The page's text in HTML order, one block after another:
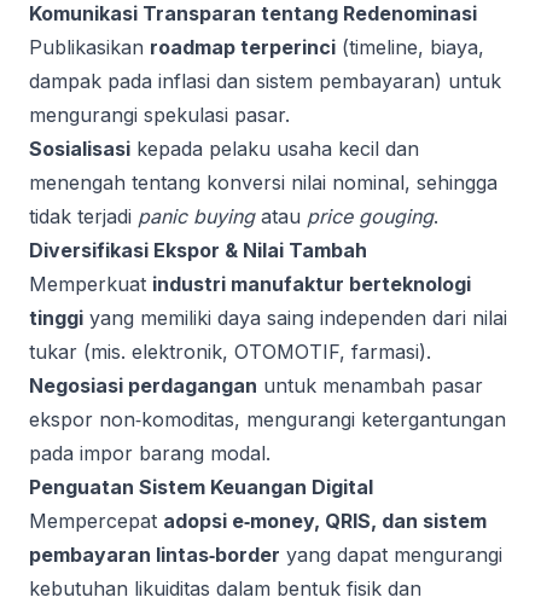
Komunikasi Transparan tentang Redenominasi
Publikasikan roadmap terperinci (timeline, biaya,
dampak pada inflasi dan sistem pembayaran) untuk
mengurangi spekulasi pasar.
Sosialisasi kepada pelaku usaha kecil dan
menengah tentang konversi nilai nominal, sehingga
tidak terjadi panic buyingatau price gouging.
Diversifikasi Ekspor & Nilai Tambah
Memperkuat industri manufaktur berteknologi
tinggi yang memiliki daya saing independen dari nilai
tukar (mis. elektronik, OTOMOTIF, farmasi).
Negosiasi perdagangan untuk menambah pasar
ekspor non‑komoditas, mengurangi ketergantungan
pada impor barang modal.
Penguatan Sistem Keuangan Digital
Mempercepat adopsi e‑money, QRIS, dan sistem
pembayaran lintas‑border yang dapat mengurangi
kebutuhan likuiditas dalam bentuk fisik dan